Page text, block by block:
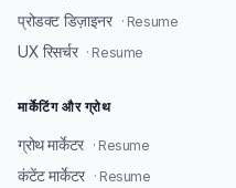
प्रोडक्ट डिज़ाइनर · Resume
UX रिसर्चर · Resume
मार्केटिंग और ग्रोथ
ग्रोथ मार्केटर · Resume
कंटेंट मार्केटर · Resume